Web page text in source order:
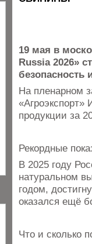
19 мая в
Russia 2026»
безопасность
На пленарном
продукции за
Рекордные
В 2025 году
натуральном
годом,
оказался ещё
Что и сколько